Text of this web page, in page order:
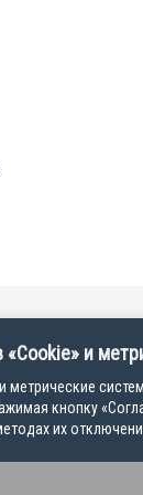
школа VET MEET |
и
кнопку
их